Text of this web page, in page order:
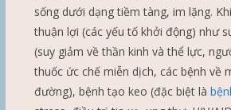
sống dưới dạng tiềm tàng, im lặng.
thuận lợi (các yếu tố khởi động) như
(suy giảm về thần kinh và thể lực,
thuốc ức chế miễn dịch, các bệnh về
đường), bệnh tạo keo (đặc biệt là